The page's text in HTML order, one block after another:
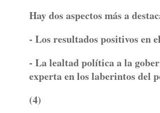
Hay dos aspectos más a
- Los resultados positivos en
- La lealtad política a la
experta en los laberintos del
(4)